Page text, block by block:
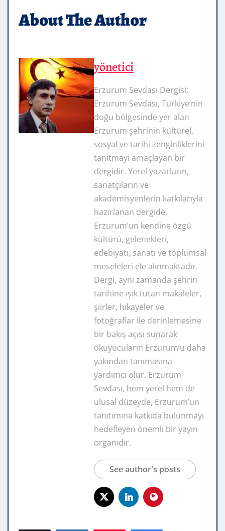
About The Author
yönetici
Erzurum Sevdası Dergisi:
Erzurum Sevdası, Türkiye’nin
doğu bölgesinde yer alan
Erzurum şehrinin kültürel,
sosyal ve tarihi zenginliklerini
tanıtmayı amaçlayan bir
dergidir. Yerel yazarların,
sanatçıların ve
akademisyenlerin katkılarıyla
hazırlanan dergide,
Erzurum’un kendine özgü
kültürü, gelenekleri,
edebiyatı, sanatı ve toplumsal
meseleleri ele alınmaktadır.
Dergi, aynı zamanda şehrin
tarihine ışık tutan makaleler,
şiirler, hikayeler ve
fotoğraflar ile derinlemesine
bir bakış açısı sunarak
okuyucuların Erzurum’u daha
yakından tanımasına
yardımcı olur. Erzurum
Sevdası, hem yerel hem de
ulusal düzeyde, Erzurum’un
tanıtımına katkıda bulunmayı
hedefleyen önemli bir yayın
organıdır.
See author's posts